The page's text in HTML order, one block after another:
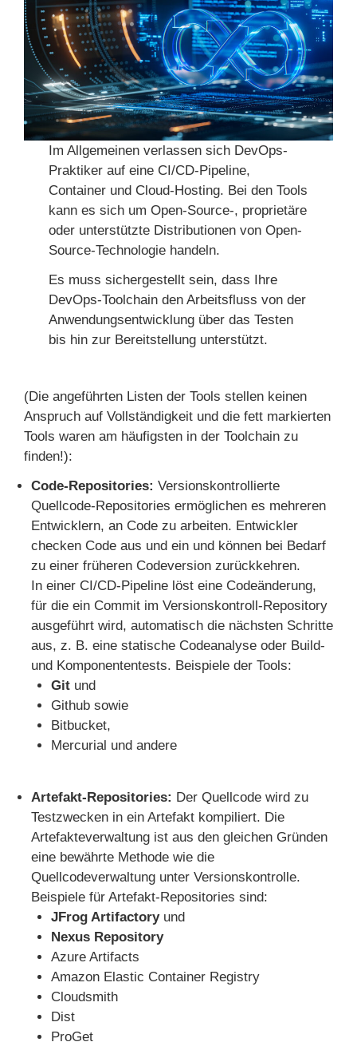
Im Allgemeinen verlassen sich DevOps-
Praktiker auf eine CI/CD-Pipeline,
Container und Cloud-Hosting. Bei den Tools
kann es sich um Open-Source-, proprietäre
oder unterstützte Distributionen von Open-
Source-Technologie handeln.
Es muss sichergestellt sein, dass Ihre
DevOps-Toolchain den Arbeitsfluss von der
Anwendungsentwicklung über das Testen
bis hin zur Bereitstellung unterstützt.
(Die angeführten Listen der Tools stellen keinen
Anspruch auf Vollständigkeit und die fett markierten
Tools waren am häufigsten in der Toolchain zu
finden!):
Code-Repositories: Versionskontrollierte
Quellcode-Repositories ermöglichen es mehreren
Entwicklern, an Code zu arbeiten. Entwickler
checken Code aus und ein und können bei Bedarf
zu einer früheren Codeversion zurückkehren.
In einer CI/CD-Pipeline löst eine Codeänderung,
für die ein Commit im Versionskontroll-Repository
ausgeführt wird, automatisch die nächsten Schritte
aus, z. B. eine statische Codeanalyse oder Build-
und Komponententests. Beispiele der Tools:
Git und
Github sowie
Bitbucket,
Mercurial und andere
Artefakt-Repositories: Der Quellcode wird zu
Testzwecken in ein Artefakt kompiliert. Die
Artefakteverwaltung ist aus den gleichen Gründen
eine bewährte Methode wie die
Quellcodeverwaltung unter Versionskontrolle.
Beispiele für Artefakt-Repositories sind:
JFrog Artifactoryund
Nexus Repository
Azure Artifacts
Amazon Elastic Container Registry
Cloudsmith
Dist
ProGet